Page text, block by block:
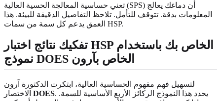
تعني حساسية المعالجة الحسية العالية (SPS) أن دماغك يعالج
المعلومات بدقة. تتوقف للتأمل. تلاحظ التفاصيل الدقيقة للبيئة. هذا
العمق يدعم كل سمة من سمات HSP.
تفكيك نتائج اختبار HSP الخاص بك باستخدام
نموذج DOES الخاص بآرون
لتسهيل فهم مفهوم الحساسية العالية، ابتكرت الدكتورة آرون
DOES. يحدد هذا النموذج الركائز الأربع الأساسية للسمة.